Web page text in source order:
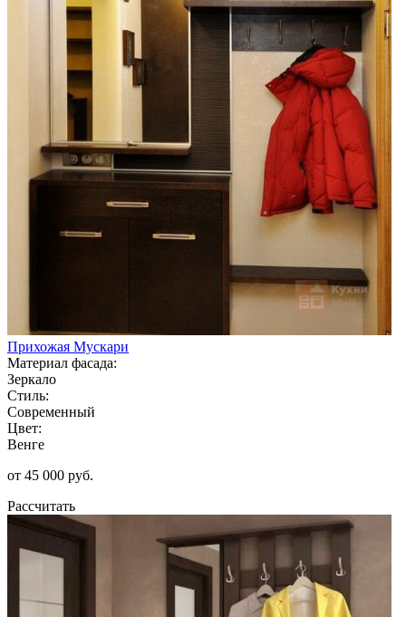
Прихожая Мускари
Материал фасада:
Зеркало
Стиль:
Современный
Цвет:
Венге
от 45 000 руб.
Рассчитать